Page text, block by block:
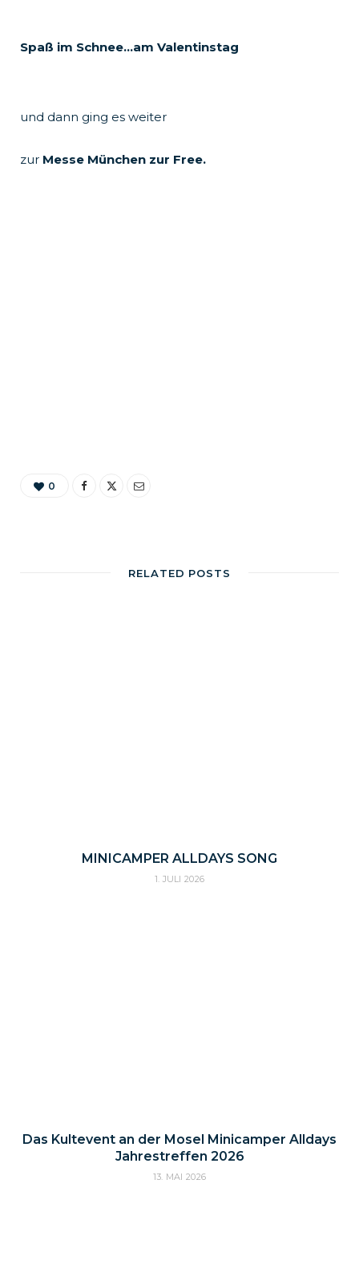
Spaß im Schnee…am Valentinstag
und dann ging es weiter
zur Messe München zur Free.
0
RELATED POSTS
MINICAMPER ALLDAYS SONG
1. JULI 2026
Das Kultevent an der Mosel Minicamper Alldays
Jahrestreffen 2026
13. MAI 2026